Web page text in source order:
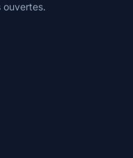
ouvertes.